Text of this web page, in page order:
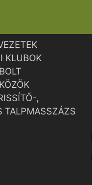
KLUBOK
,
TALPMASSZÁZS